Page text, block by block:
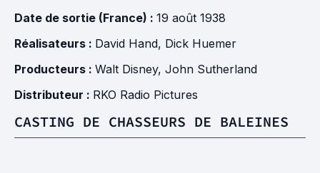
Date de sortie (France) : 19 août 1938
Réalisateurs : David Hand, Dick Huemer
Producteurs : Walt Disney, John Sutherland
Distributeur : RKO Radio Pictures
CASTING DE CHASSEURS DE BALEINES